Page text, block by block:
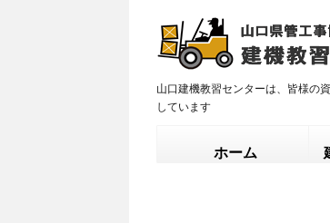
山口建機教習センターは、皆様の
しています
ホーム